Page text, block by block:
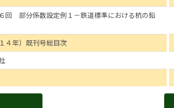
回 部分係数設定例１－鉄道標準における杭の鉛
４年）既刊号総目次